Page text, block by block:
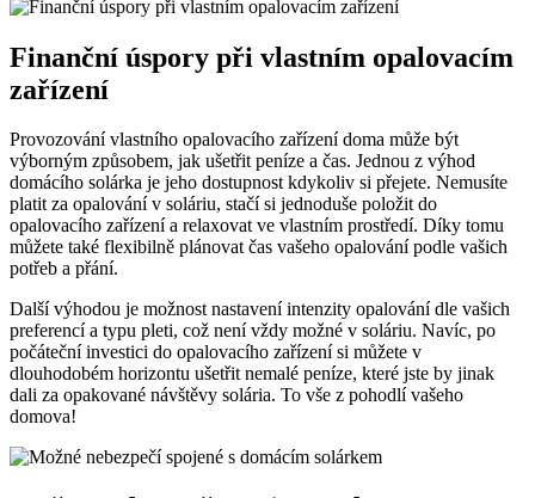
Finanční úspory při vlastním opalovacím
zařízení
Provozování vlastního opalovacího zařízení doma může být
výborným způsobem, jak ušetřit peníze a čas. Jednou z výhod
domácího solárka je jeho dostupnost kdykoliv si přejete. Nemusíte
platit za opalování v soláriu, stačí si jednoduše položit do
opalovacího zařízení a relaxovat ve vlastním prostředí. Díky tomu
můžete také flexibilně plánovat čas vašeho opalování podle vašich
potřeb a přání.
Další výhodou je možnost nastavení intenzity opalování dle vašich
preferencí a typu pleti, což není vždy možné v soláriu. Navíc, po
počáteční investici do opalovacího zařízení si můžete v
dlouhodobém horizontu ušetřit nemalé peníze, které jste by jinak
dali za opakované návštěvy solária. To vše z pohodlí vašeho
domova!